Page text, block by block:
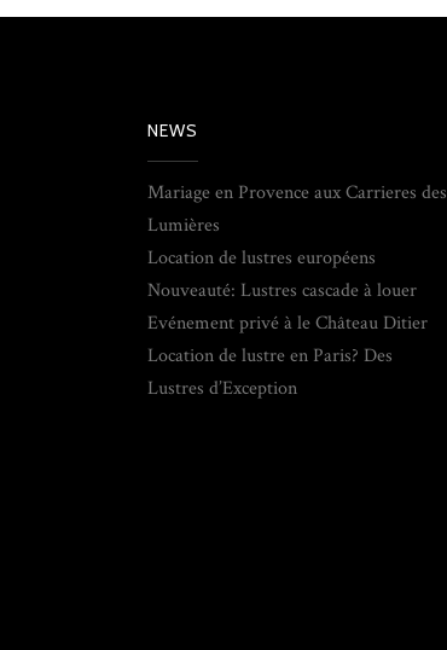
NEWS
Mariage en Provence aux Carrieres des
Lumières
Location de lustres européens
Nouveauté: Lustres cascade à louer
Evénement privé à le Château Ditier
Location de lustre en Paris? Des
Lustres d’Exception